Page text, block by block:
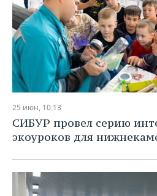
25 июн, 10:13
СИБУР провел серию
экоуроков для